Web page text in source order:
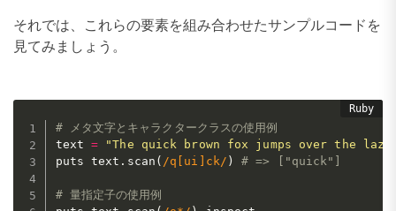
それでは、これらの要素を組み合わせたサンプルコードを
見てみましょう。
# メタ文字とキャラクタークラスの使用例
text =
"The quick brown fox jumps over the
puts text . scan ( /q[ui]ck/ ) # => ["quick"]
# 量指定子の使用例